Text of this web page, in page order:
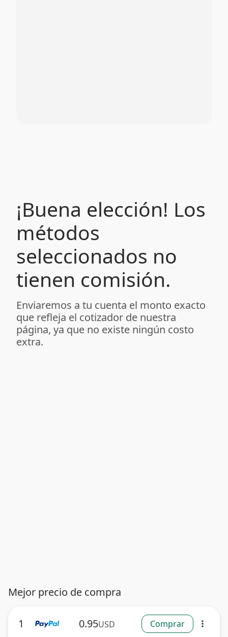
¡Buena elección! Los
métodos
seleccionados no
tienen comisión.
Enviaremos a tu cuenta el monto exacto
que refleja el cotizador de nuestra
página, ya que no existe ningún costo
extra.
Mejor precio de compra
1 0.95USD Comprar more_vert